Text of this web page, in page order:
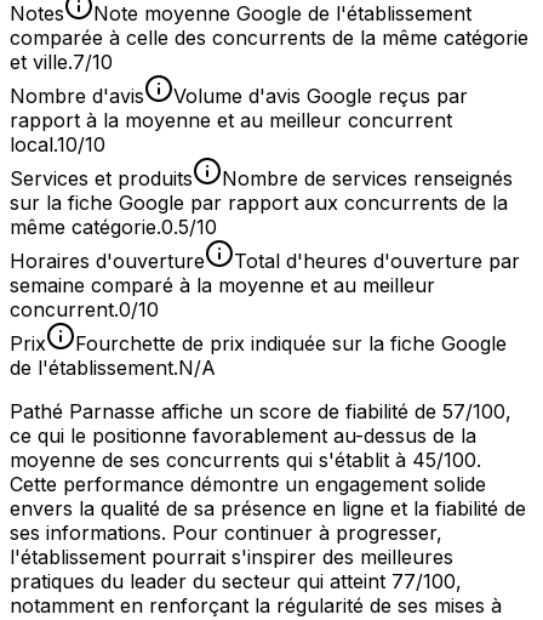
Notes
Note moyenne Google de l'établissement
comparée à celle des concurrents de la même catégorie
et ville.7/10
Nombre d'avis
Volume d'avis Google reçus par
rapport à la moyenne et au meilleur concurrent
local.10/10
Services et produits
Nombre de services renseignés
sur la fiche Google par rapport aux concurrents de la
même catégorie.0.5/10
Horaires d'ouverture
Total d'heures d'ouverture par
semaine comparé à la moyenne et au meilleur
concurrent.0/10
Prix
Fourchette de prix indiquée sur la fiche Google
de l'établissement.N/A
Pathé Parnasse affiche un score de fiabilité de 57/100,
ce qui le positionne favorablement au-dessus de la
moyenne de ses concurrents qui s'établit à 45/100.
Cette performance démontre un engagement solide
envers la qualité de sa présence en ligne et la fiabilité de
ses informations. Pour continuer à progresser,
l'établissement pourrait s'inspirer des meilleures
pratiques du leader du secteur qui atteint 77/100,
notamment en renforçant la régularité de ses mises à